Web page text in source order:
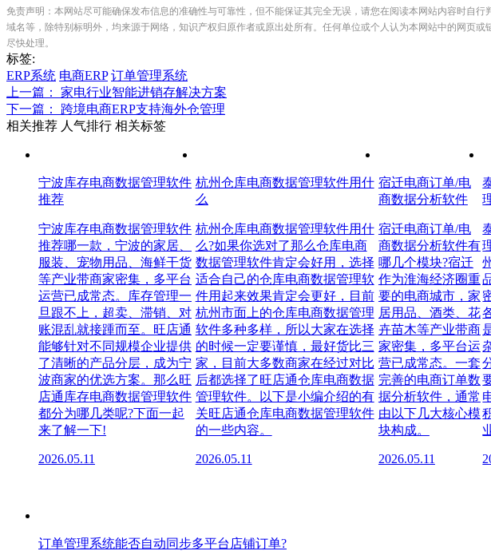
免责声明：本网站尽可能确保发布信息的准确性与可靠性，但不能保证其完全无误，请您在阅读本网站内容时自
域名等，除特别标明外，均来源于网络，知识产权归原作者或原出处所有。任何单位或个人认为本网站中的网页
尽快处理。
标签:
ERP系统 电商ERP 订单管理系统
上一篇： 家电行业智能进销存解决方案
下一篇： 跨境电商ERP支持海外仓管理
相关推荐 人气排行 相关标签
宁波库存电商数据管理软件
推荐
宁波库存电商数据管理软件
推荐哪一款，宁波的家居、
服装、宠物用品、海鲜干货
等产业带商家密集，多平台
运营已成常态。库存管理一
旦跟不上，超卖、滞销、对
账混乱就接踵而至。旺店通
能够针对不同规模企业提供
了清晰的产品分层，成为宁
波商家的优选方案。那么旺
店通库存电商数据管理软件
都分为哪几类呢?下面一起
来了解一下!
2026.05.11
杭州仓库电商数据管理软件用什
么
杭州仓库电商数据管理软件用什
么?如果你选对了那么仓库电商
数据管理软件肯定会好用，选择
适合自己的仓库电商数据管理软
件用起来效果肯定会更好，目前
杭州市面上的仓库电商数据管理
软件多种多样，所以大家在选择
的时候一定要谨慎，最好货比三
家，目前大多数商家在经过对比
后都选择了旺店通仓库电商数据
管理软件。以下是小编介绍的有
关旺店通仓库电商数据管理软件
的一些内容。
2026.05.11
宿迁电商订单/电
商数据分析软件
宿迁电商订单/电
商数据分析软件有
哪几个模块?宿迁
作为淮海经济圈重
要的电商城市，家
居用品、酒类、花
卉苗木等产业带商
家密集，多平台运
营已成常态。一套
完善的电商订单数
据分析软件，通常
由以下几大核心模
块构成。
2026.05.11
订单管理系统能否自动同步多平台店铺订单?